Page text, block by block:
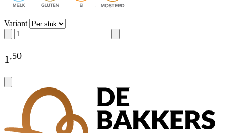
Variant
1,50